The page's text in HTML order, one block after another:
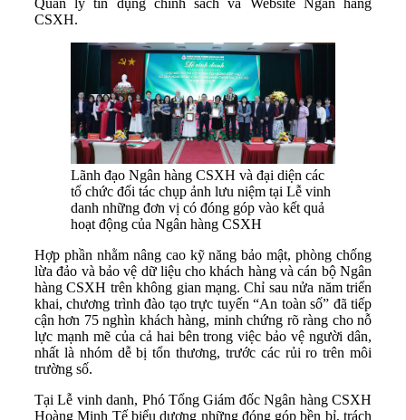
Quản lý tín dụng chính sách và Website Ngân hàng
CSXH.
Lãnh đạo Ngân hàng CSXH và đại diện các
tổ chức đối tác chụp ảnh lưu niệm tại Lễ vinh
danh những đơn vị có đóng góp vào kết quả
hoạt động của Ngân hàng CSXH
Hợp phần nhằm nâng cao kỹ năng bảo mật, phòng chống
lừa đảo và bảo vệ dữ liệu cho khách hàng và cán bộ Ngân
hàng CSXH trên không gian mạng. Chỉ sau nửa năm triển
khai, chương trình đào tạo trực tuyến “An toàn số” đã tiếp
cận hơn 75 nghìn khách hàng, minh chứng rõ ràng cho nỗ
lực mạnh mẽ của cả hai bên trong việc bảo vệ người dân,
nhất là nhóm dễ bị tổn thương, trước các rủi ro trên môi
trường số.
Tại Lễ vinh danh, Phó Tổng Giám đốc Ngân hàng CSXH
Hoàng Minh Tế biểu dương những đóng góp bền bỉ, trách